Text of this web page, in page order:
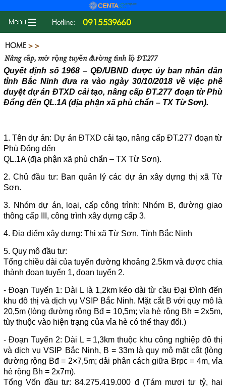
Hotline: 0915539660
HOME > >
Nâng cấp, mở rộng tuyến đường tỉnh lộ ĐT.277
Quyết định số 1968 – QĐ/UBND được ủy ban nhân dân
tỉnh Bắc Ninh đưa ra vào ngày 30/10/2018 về việc phê
duyệt dự án ĐTXD cải tạo, nâng cấp ĐT.277 đoạn từ Phù
Đổng đến QL.1A (địa phận xã phù chẩn – TX Từ Sơn).
1. Tên dự án: Dự án ĐTXD cải tạo, nâng cấp ĐT.277 đoạn từ
Phù Đổng đến
QL.1A (địa phận xã phù chẩn – TX Từ Sơn).
2. Chủ đầu tư: Ban quản lý các dự án xây dựng thị xã Từ
Sơn.
3. Nhóm dự án, loại, cấp công trình: Nhóm B, đường giao
thông cấp III, công trình xây dựng cấp 3.
4. Địa điểm xây dựng: Thị xã Từ Sơn, Tỉnh Bắc Ninh
5. Quy mô đầu tư:
Tổng chiều dài của tuyến đường khoảng 2.5km và được chia
thành đoạn tuyến 1, đoạn tuyến 2.
- Đoạn Tuyến 1: Dài L là 1,2km kéo dài từ cầu Đại Đình đến
khu đô thị và dịch vụ VSIP Bắc Ninh. Mặt cắt B với quy mô là
20,5m (lòng đường rộng Bđ = 10,5m; vỉa hè rộng Bh = 2x5m,
tùy thuộc vào hiện trạng của vỉa hè có thể thay đổi.)
- Đoạn Tuyến 2: Dài L = 1,3km thuộc khu công nghiệp đô thị
và dịch vụ VSIP Bắc Ninh, B = 33m là quy mô mặt cắt (lòng
đường rộng Bđ = 2×7,5m; dải phân cách giữa Brpc = 4m, vỉa
hè rộng Bh = 2x7m).
Tổng Vốn đầu tư: 84.275.419.000 đ (Tám mươi tư tỷ, hai